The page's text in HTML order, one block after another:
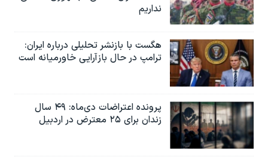
نداریم
هگست با بازنشر تحلیلی درباره ایران:
ترامپ در حال بازآرایی خاورمیانه است
پرونده اعتراضات دی‌ماه: ۴۹ سال
زندان برای ۲۵ معترض در اردبیل